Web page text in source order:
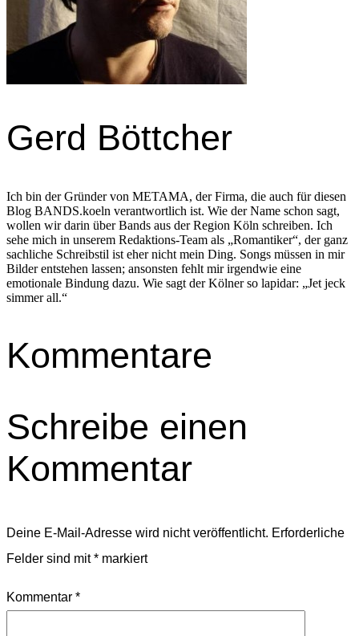
Gerd Böttcher
Ich bin der Gründer von METAMA, der Firma, die auch für diesen
Blog BANDS.koeln verantwortlich ist. Wie der Name schon sagt,
wollen wir darin über Bands aus der Region Köln schreiben. Ich
sehe mich in unserem Redaktions-Team als „Romantiker“, der ganz
sachliche Schreibstil ist eher nicht mein Ding. Songs müssen in mir
Bilder entstehen lassen; ansonsten fehlt mir irgendwie eine
emotionale Bindung dazu. Wie sagt der Kölner so lapidar: „Jet jeck
simmer all.“
Kommentare
Schreibe einen
Kommentar
Deine E-Mail-Adresse wird nicht veröffentlicht. Erforderliche
Felder sind mit* markiert
Kommentar *